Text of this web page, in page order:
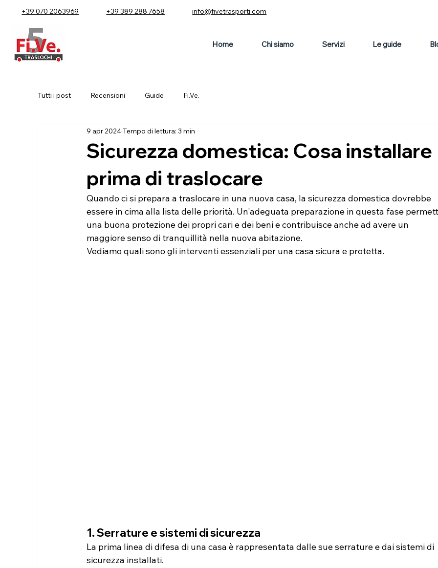
Home Chi siamo Servizi Le guide
+39 070 2063969 info@fivetrasporti.com
+39 389 288 7658
Tutti i post Recensioni Guide Fi.Ve.
Sicurezza domestica: Cosa installare
prima di traslocare
9 apr 2024Tempo di lettura: 3 min
Quando ci si prepara a traslocare in una nuova casa, la sicurezza domestica dovrebbe
essere in cima alla lista delle priorità. Un'adeguata preparazione in questa fase
una buona protezione dei propri cari e dei beni e contribuisce anche ad avere un
maggiore senso di tranquillità nella nuova abitazione.
Vediamo quali sono gli interventi essenziali per una casa sicura e protetta.
1. Serrature e sistemi di sicurezza
La prima linea di difesa di una casa è rappresentata dalle sue serrature e dai sistemi di
sicurezza installati.